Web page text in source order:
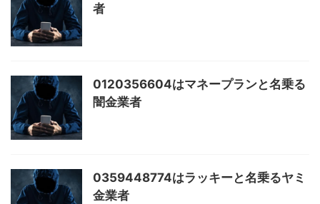
者
0120356604はマネープランと名乗る
闇金業者
0359448774はラッキーと名乗るヤミ
金業者